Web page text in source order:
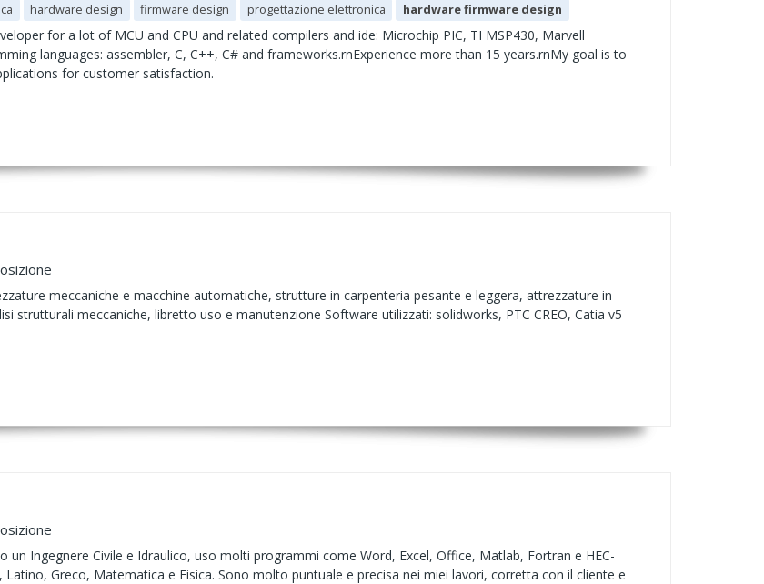
hardware design firmware design progettazione elettronica hardware firmware design
for a lot of MCU and CPU and related compilers and ide: Microchip PIC, TI MSP430, Marvell
languages: assembler, C, C++, C# and frameworks.rnExperience more than 15 years.rnMy goal is to
for customer satisfaction.
meccaniche e macchine automatiche, strutture in carpenteria pesante e leggera, attrezzature in
strutturali meccaniche, libretto uso e manutenzione Software utilizzati: solidworks, PTC CREO, Catia v5
un Ingegnere Civile e Idraulico, uso molti programmi come Word, Excel, Office, Matlab, Fortran e HEC-
Latino, Greco, Matematica e Fisica. Sono molto puntuale e precisa nei miei lavori, corretta con il cliente e